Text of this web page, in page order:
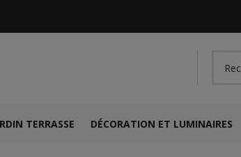
TERRASSE DÉCORATION ET LUMINAIRES